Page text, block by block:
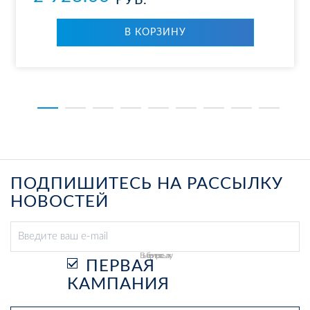
В КОР­ЗИ­НУ
ПОДПИШИТЕСЬ НА РАССЫЛКУ
НОВОСТЕЙ
Выберите рассылку
ПЕРВАЯ
КАМПАНИЯ